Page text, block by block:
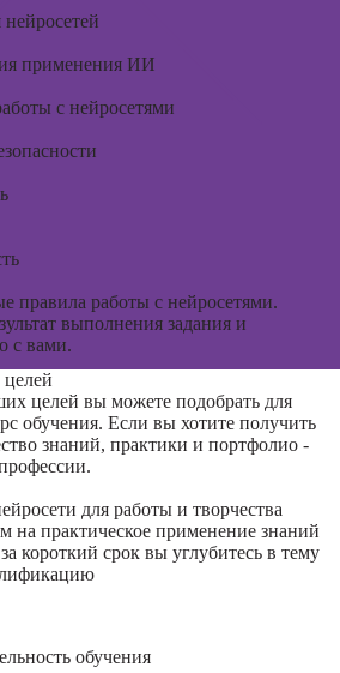
применения ИИ
с нейросетями
правила работы с нейросетями.
выполнения задания и
с вами.
целей вы можете подобрать для
обучения. Если вы хотите получить
знаний, практики и портфолио -
для работы и творчества
на практическое применение знаний
короткий срок вы углубитесь в тему
обучения